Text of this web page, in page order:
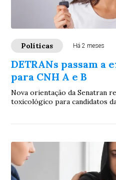
Políticas Há 2 meses
DETRANs passam
para CNH A e B
Nova orientação da Senatran
toxicológico para candidatos